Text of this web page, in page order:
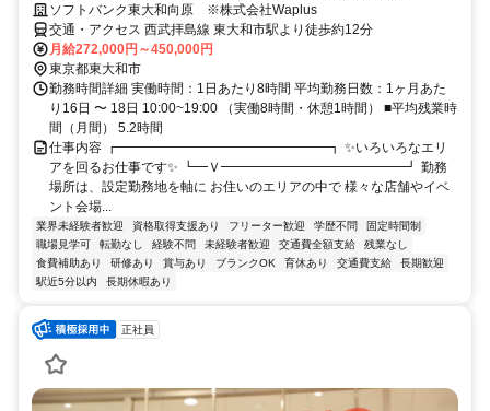
ソフトバンク東大和向原 ※株式会社Waplus
交通・アクセス 西武拝島線 東大和市駅より徒歩約12分
月給272,000円～450,000円
東京都東大和市
勤務時間詳細 実働時間：1日あたり8時間 平均勤務日数：1ヶ月あた
り16日 〜 18日 10:00~19:00 （実働8時間・休憩1時間） ■平均残業時
間（月間） 5.2時間
仕事内容 ┏━━━━━━━━━━━━━━━━┓ ✨いろいろなエリ
アを回るお仕事です✨ ┗━Ｖ━━━━━━━━━━━━━━┛ 勤務
場所は、設定勤務地を軸に お住いのエリアの中で 様々な店舗やイベ
ント会場...
業界未経験者歓迎 資格取得支援あり フリーター歓迎 学歴不問
固定時間制
職場見学可
転勤なし 経験不問 未経験者歓迎 交通費全額支給
残業なし
食費補助あり
研修あり 賞与あり ブランクOK 育休あり 交通費支給
長期歓迎
駅近5分以内
長期休暇あり
正社員